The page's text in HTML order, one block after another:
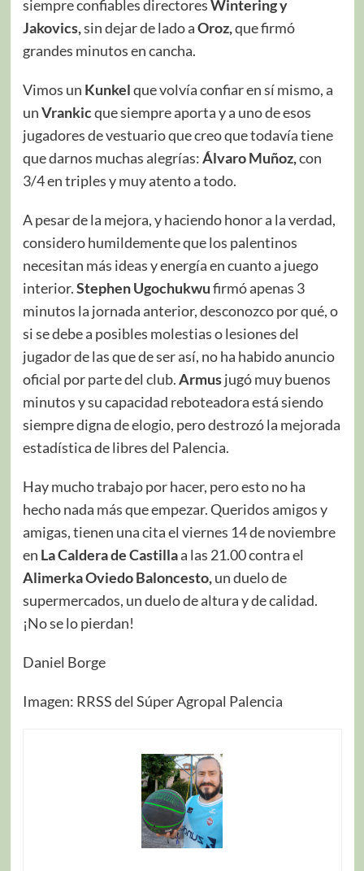
siempre confiables directoresWintering y
Jakovics,sin dejar de lado aOroz,que firmó
grandes minutos en cancha.
Vimos un Kunkelque volvía confiar en sí mismo, a
unVrankicque siempre aporta y a uno de esos
jugadores de vestuario que creo que todavía tiene
que darnos muchas alegrías:Álvaro Muñoz,con
3/4 en triples y muy atento a todo.
A pesar de la mejora, y haciendo honor a la verdad,
considero humildemente que los palentinos
necesitan más ideas y energía en cuanto a juego
interior.Stephen Ugochukwufirmó apenas 3
minutos la jornada anterior, desconozco por qué, o
si se debe a posibles molestias o lesiones del
jugador de las que de ser así, no ha habido anuncio
oficial por parte del club.Armusjugó muy buenos
minutos y su capacidad reboteadora está siendo
siempre digna de elogio, pero destrozó la mejorada
estadística de libres del Palencia.
Hay mucho trabajo por hacer, pero esto no ha
hecho nada más que empezar. Queridos amigos y
amigas, tienen una cita el viernes 14 de noviembre
en La Caldera de Castillaa las 21.00 contra el
Alimerka Oviedo Baloncesto,un duelo de
supermercados, un duelo de altura y de calidad.
¡No se lo pierdan!
Daniel Borge
Imagen: RRSS del Súper Agropal Palencia